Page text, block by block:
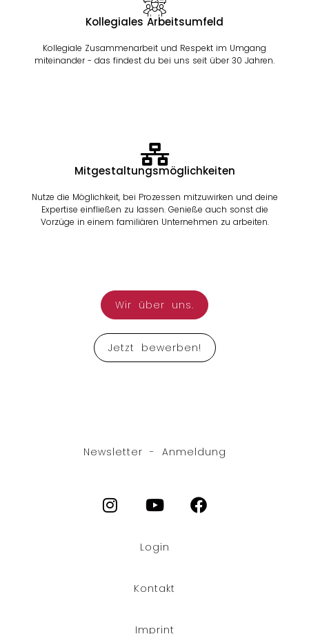
Kollegiales Arbeitsumfeld
Kollegiale Zusammenarbeit und Respekt im Umgang
miteinander - das findest du bei uns seit über 30 Jahren.
Mitgestaltungsmöglichkeiten
Nutze die Möglichkeit, bei Prozessen mitzuwirken und deine
Expertise einfließen zu lassen. Genieße auch sonst die
Vorzüge in einem familiären Unternehmen zu arbeiten.
Wir über uns.
Jetzt bewerben!
Newsletter - Anmeldung
Login
Kontakt
Imprint